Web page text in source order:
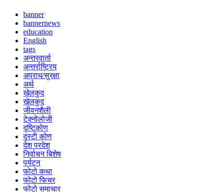
banner
bannernews
education
English
tags
अन्तरवार्ता
अन्तर्राष्ट्रिय
अपराध/सुरक्षा
अर्थ
खेलकुद
खेलकुद
जीवनशैली
टेक्नोलोजी
दृष्टिकोण
दृस्टी कोण
देश परदेश
निर्वाचन बिशेष
पर्यटन
फोटो कथा
फोटो फिचर
फोटो समाचार